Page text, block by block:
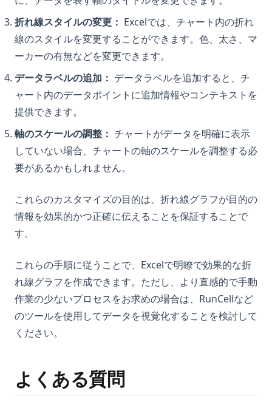
折れ線スタイルの変更： Excelでは、チャート内の折れ
線のスタイルを変更することができます。色、太さ、マ
ーカーの有無などを変更できます。
データラベルの追加： データラベルを追加すると、チ
ャート内のデータポイントに追加情報やコンテキストを
提供できます。
軸のスケールの調整： チャートがデータを明確に表示
していない場合、チャートの軸のスケールを調整する必
要があるかもしれません。
これらのカスタマイズの目的は、折れ線グラフが目的の
情報を効果的かつ正確に伝えることを保証することで
す。
これらの手順に従うことで、Excelで明瞭で効果的な折
れ線グラフを作成できます。ただし、より直感的で手動
作業の少ないプロセスをお求めの場合は、RunCellなど
のツールを使用してデータを視覚化することを検討して
ください。
よくある質問